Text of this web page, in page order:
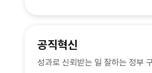
공직혁신
성과로 신뢰받는 일 잘하는 정부